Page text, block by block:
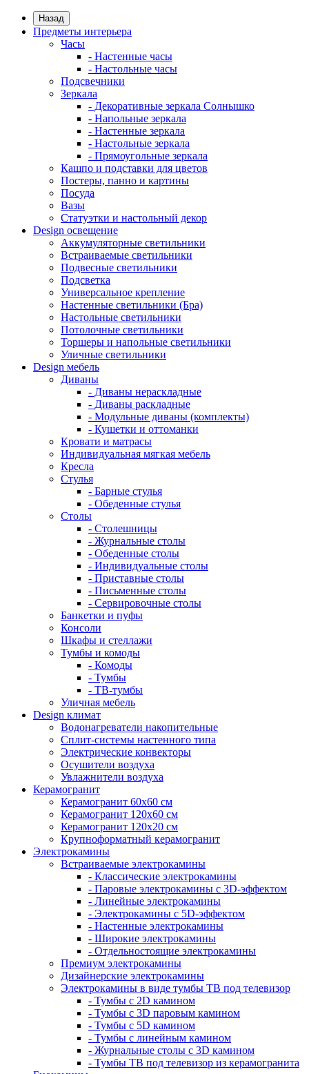
Назад
Предметы интерьера
Часы
- Настенные часы
- Настольные часы
Подсвечники
Зеркала
- Декоративные зеркала Солнышко
- Напольные зеркала
- Настенные зеркала
- Настольные зеркала
- Прямоугольные зеркала
Кашпо и подставки для цветов
Постеры, панно и картины
Посуда
Вазы
Статуэтки и настольный декор
Design освещение
Аккумуляторные светильники
Встраиваемые светильники
Подвесные светильники
Подсветка
Универсальное крепление
Настенные светильники (Бра)
Настольные светильники
Потолочные светильники
Торшеры и напольные светильники
Уличные светильники
Design мебель
Диваны
- Диваны нераскладные
- Диваны раскладные
- Модульные диваны (комплекты)
- Кушетки и оттоманки
Кровати и матрасы
Индивидуальная мягкая мебель
Кресла
Стулья
- Барные стулья
- Обеденные стулья
Столы
- Столешницы
- Журнальные столы
- Обеденные столы
- Индивидуальные столы
- Приставные столы
- Письменные столы
- Сервировочные столы
Банкетки и пуфы
Консоли
Шкафы и стеллажи
Тумбы и комоды
- Комоды
- Тумбы
- ТВ-тумбы
Уличная мебель
Design климат
Водонагреватели накопительные
Сплит-системы настенного типа
Электрические конвекторы
Осушители воздуха
Увлажнители воздуха
Керамогранит
Керамогранит 60х60 см
Керамогранит 120х60 см
Керамогранит 120х20 см
Крупноформатный керамогранит
Электрокамины
Встраиваемые электрокамины
- Классические электрокамины
- Паровые электрокамины с 3D-эффектом
- Линейные электрокамины
- Электрокамины с 5D-эффектом
- Настенные электрокамины
- Широкие электрокамины
- Отдельностоящие электрокамины
Премиум электрокамины
Дизайнерские электрокамины
Электрокамины в виде тумбы ТВ под телевизор
- Тумбы с 2D камином
- Тумбы с 3D паровым камином
- Тумбы с 5D камином
- Тумбы с линейным камином
- Журнальные столы с 3D камином
- Тумбы ТВ под телевизор из керамогранита